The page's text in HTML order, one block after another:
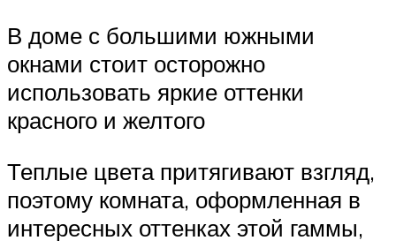
В доме с большими южными
окнами стоит осторожно
использовать яркие оттенки
красного и желтого
Теплые цвета притягивают взгляд,
поэтому комната, оформленная в
интересных оттенках этой гаммы,